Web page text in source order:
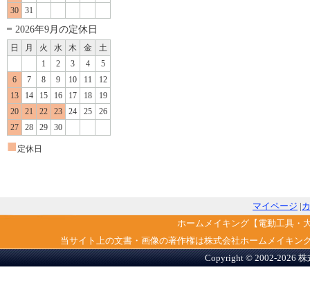
30
31
2026年9月の定休日
日 月 火 水 木 金
土
1
2 3 4
5
6
7 8 9 10 11
12
13
14 15 16 17 18
19
20
21 22 23 24 25
26
27
28 29 30
■ 定休日
マイページ |
ホームメイキング【電動工具・
当サイト上の文書・画像の著作権は株式会社ホームメイキ
Copyright © 2002-2026